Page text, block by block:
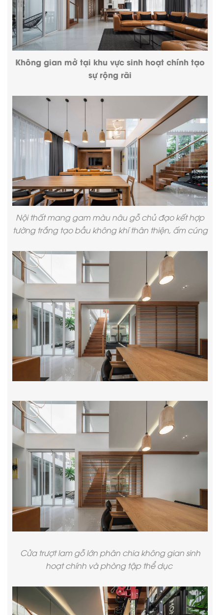
Không gian mở tại khu vực sinh hoạt chính tạo
sự rộng rãi
Nội thất mang gam màu nâu gỗ chủ đạo kết hợp
tường trắng tạo bầu không khí thân thiện, ấm cúng
Cửa trượt lam gỗ lớn phân chia không gian sinh
hoạt chính và phòng tập thể dục